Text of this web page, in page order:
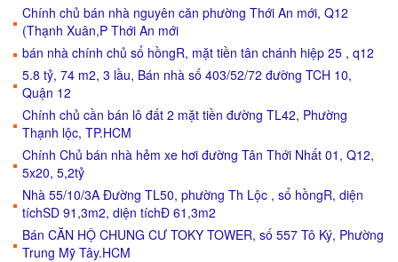
Chính chủ bán nhà nguyên căn phường Thới An mới, Q12
(Thạnh Xuân,P Thới An mới
bán nhà chính chủ sổ hồngR, mặt tiền tân chánh hiệp 25 , q12
5.8 tỷ, 74 m2, 3 lầu, Bán nhà số 403/52/72 đường TCH 10,
Quận 12
Chính chủ cần bán lô đất 2 mặt tiền đường TL42, Phường
Thạnh lộc, TP.HCM
Chính Chủ bán nhà hẻm xe hơi đường Tân Thới Nhất 01, Q12,
5x20, 5,2tỷ
Nhà 55/10/3A Đường TL50, phường Th Lộc , sổ hồngR, diện
tíchSD 91,3m2, diện tíchĐ 61,3m2
Bán CĂN HỘ CHUNG CƯ TOKY TOWER, số 557 Tô Ký, Phường
Trung Mỹ Tây.HCM